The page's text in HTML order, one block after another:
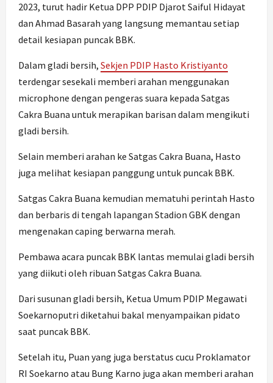
2023, turut hadir Ketua DPP PDIP Djarot Saiful Hidayat
dan Ahmad Basarah yang langsung memantau setiap
detail kesiapan puncak BBK.
Dalam gladi bersih, Sekjen PDIP Hasto Kristiyanto
terdengar sesekali memberi arahan menggunakan
microphone dengan pengeras suara kepada Satgas
Cakra Buana untuk merapikan barisan dalam mengikuti
gladi bersih.
Selain memberi arahan ke Satgas Cakra Buana, Hasto
juga melihat kesiapan panggung untuk puncak BBK.
Satgas Cakra Buana kemudian mematuhi perintah Hasto
dan berbaris di tengah lapangan Stadion GBK dengan
mengenakan caping berwarna merah.
Pembawa acara puncak BBK lantas memulai gladi bersih
yang diikuti oleh ribuan Satgas Cakra Buana.
Dari susunan gladi bersih, Ketua Umum PDIP Megawati
Soekarnoputri diketahui bakal menyampaikan pidato
saat puncak BBK.
Setelah itu, Puan yang juga berstatus cucu Proklamator
RI Soekarno atau Bung Karno juga akan memberi arahan